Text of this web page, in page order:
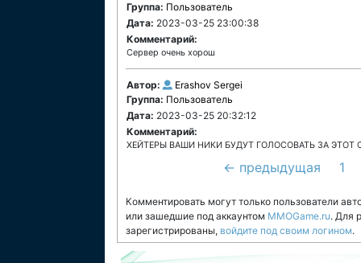
Группа: Пользователь
Дата: 2023-03-25 23:00:38
Комментарий:
Сервер очень хорош
Автор:
Erashov Sergei
Группа: Пользователь
Дата: 2023-03-25 20:32:12
Комментарий:
ХЕЙТЕРЫ ВАШИ НИКИ БУДУТ ГОЛОСОВАТЬ ЗА ЭТОТ
← предыдущая 1
Комментировать могут только пользователи
или зашедшие под аккаунтом MMOGame.ru. Для
зарегистрированы, войдите под своим логином.